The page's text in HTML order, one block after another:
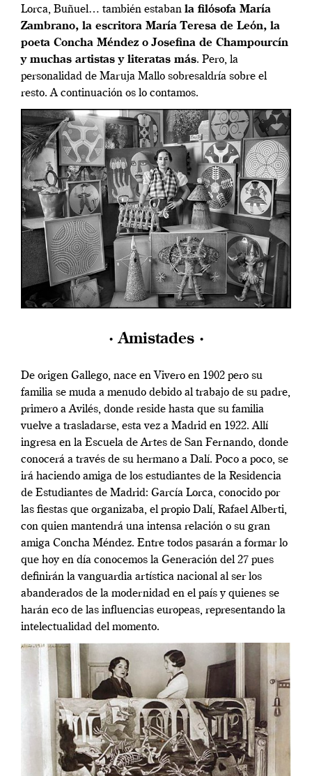
Lorca, Buñuel… también estaban la filósofa María
Zambrano, la escritora María Teresa de León, la
poeta Concha Méndez o Josefina de Champourcín
y muchas artistas y literatas más. Pero, la
personalidad de Maruja Mallo sobresaldría sobre el
resto. A continuación os lo contamos.
· Amistades ·
De origen Gallego, nace en Vivero en 1902 pero su
familia se muda a menudo debido al trabajo de su padre,
primero a Avilés, donde reside hasta que su familia
vuelve a trasladarse, esta vez a Madrid en 1922. Allí
ingresa en la Escuela de Artes de San Fernando, donde
conocerá a través de su hermano a Dalí. Poco a poco, se
irá haciendo amiga de los estudiantes de la Residencia
de Estudiantes de Madrid: García Lorca, conocido por
las fiestas que organizaba, el propio Dalí, Rafael Alberti,
con quien mantendrá una intensa relación o su gran
amiga Concha Méndez. Entre todos pasarán a formar lo
que hoy en día conocemos la Generación del 27 pues
definirán la vanguardia artística nacional al ser los
abanderados de la modernidad en el país y quienes se
harán eco de las influencias europeas, representando la
intelectualidad del momento.